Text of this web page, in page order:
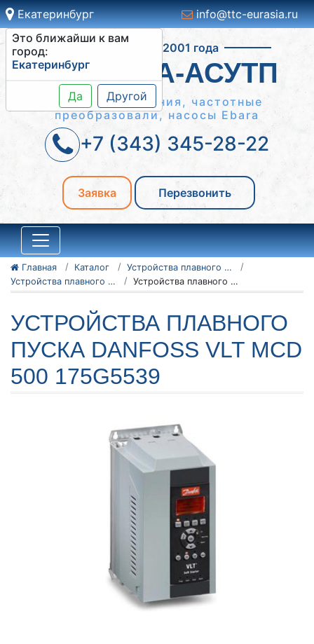
Екатеринбург
Это ближайши к вам
город:
Екатеринбург
Да Другой
info@ttc-eurasia.ru
Работаем с 2001 года
СИСТЕМА-АСУТП
Шкафы управления, частотные
преобразовали, насосы Ebara
+7 (343) 345-28-22
Заявка Перезвонить
Главная Каталог
Устройства плавного пуска Danfoss
Устройства плавного пуска Danfoss серии VLT MCD 500
Устройства плавного пуска Danfoss VLT MCD 500 175G5539
УСТРОЙСТВА ПЛАВНОГО
ПУСКА DANFOSS VLT MCD
500 175G5539